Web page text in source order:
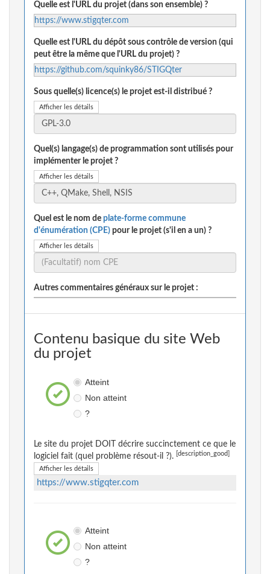
Quelle est l'URL du projet (dans son ensemble) ?
https://www.stigqter.com
Quelle est l'URL du dépôt sous contrôle de version (qui
peut être la même que l'URL du projet) ?
https://github.com/squinky86/STIGQter
Sous quelle(s) licence(s) le projet est-il distribué ?
Afficher les détails
Quel(s) langage(s) de programmation sont utilisés pour
implémenter le projet ?
Afficher les détails
Quel est le nom de plate-forme commune
d'énumération (CPE) pour le projet (s'il en a un) ?
Afficher les détails
Autres commentaires généraux sur le projet :
Contenu basique du site Web
du projet
Atteint
Non atteint
?
Le site du projet DOIT décrire succinctement ce que le
logiciel fait (quel problème résout-il ?).
[description_good]
Afficher les détails
https://www.stigqter.com
Atteint
Non atteint
?